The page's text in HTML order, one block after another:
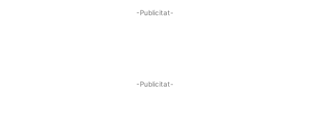
-Publicitat-
-Publicitat-